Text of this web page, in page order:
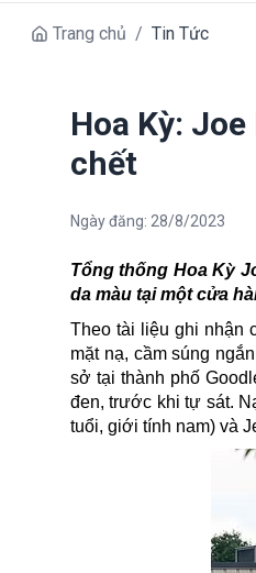
Trang chủ / Tin Tức
Hoa Kỳ:
chết
Ngày đăng: 28/8/2023
Tổng thống Hoa Kỳ
da màu tại một cửa
Theo tài liệu ghi nhận
mặt nạ, cầm súng
sở tại thành phố
đen, trước khi tự sát.
tuổi, giới tính nam) và